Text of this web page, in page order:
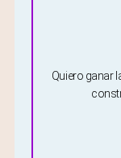
Quiero ganar